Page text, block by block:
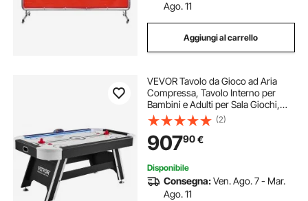
Ago. 11
Aggiungi al carrello
VEVOR Tavolo da Gioco ad Aria
Compressa, Tavolo Interno per
Bambini e Adulti per Sala Giochi,
Gioco da Balla Sportivo a LED con 2
Dischi, 2 Spingitori e Sistema di
Punteggio Elettronico
(2)
90790€
Disponibile
Consegna:Ven. Ago. 7 - Mar.
Ago. 11